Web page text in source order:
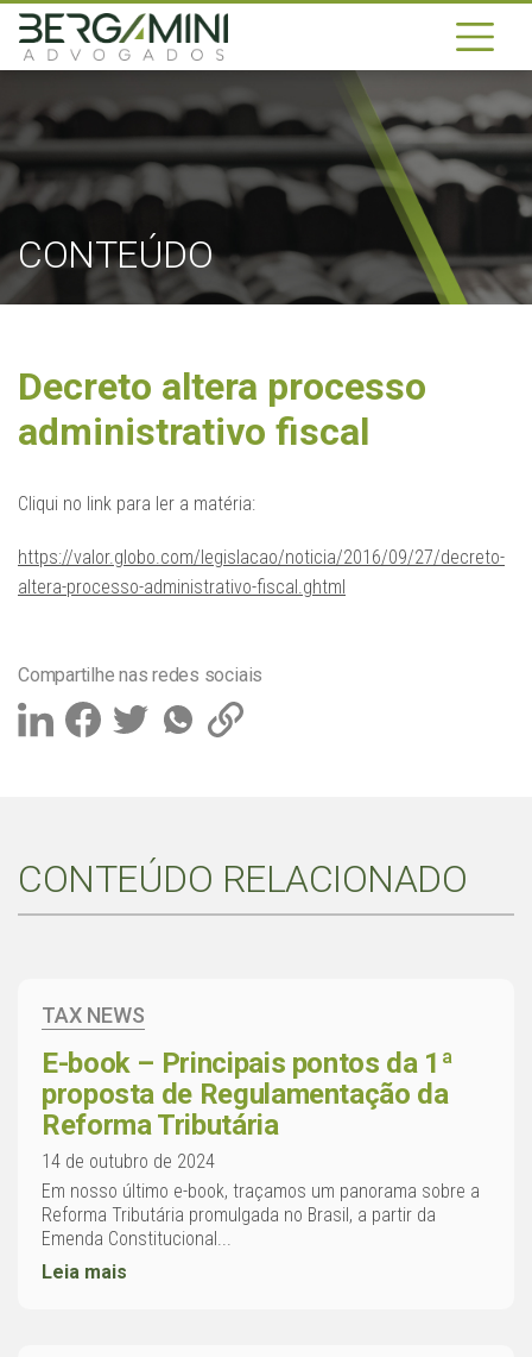
CONTEÚDO
Decreto altera processo
administrativo fiscal
Cliqui no link para ler a matéria:
https://valor.globo.com/legislacao/noticia/2016/09/27/decreto-
altera-processo-administrativo-fiscal.ghtml
Compartilhe nas redes sociais
CONTEÚDO RELACIONADO
TAX NEWS
E-book – Principais pontos da 1ª
proposta de Regulamentação da
Reforma Tributária
14 de outubro de 2024
Em nosso último e-book, traçamos um panorama sobre a
Reforma Tributária promulgada no Brasil, a partir da
Emenda Constitucional...
Leia mais